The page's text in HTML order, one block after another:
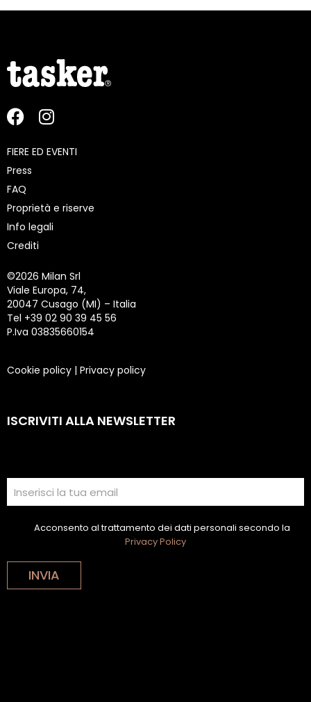
FIERE ED EVENTI
Press
FAQ
Proprietà e riserve
Info legali
Crediti
©2026 Milan Srl
Viale Europa, 74,
20047 Cusago (MI) – Italia
Tel +39 02 90 39 45 56
P.Iva 03835660154
Cookie policy | Privacy policy
ISCRIVITI ALLA NEWSLETTER
Acconsento al trattamento dei dati personali secondo la
Privacy Policy
INVIA